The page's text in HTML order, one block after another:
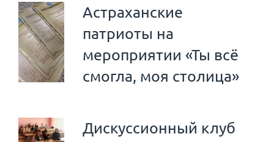
Астраханские
патриоты на
мероприятии «Ты всё
смогла, моя столица»
Дискуссионный клуб